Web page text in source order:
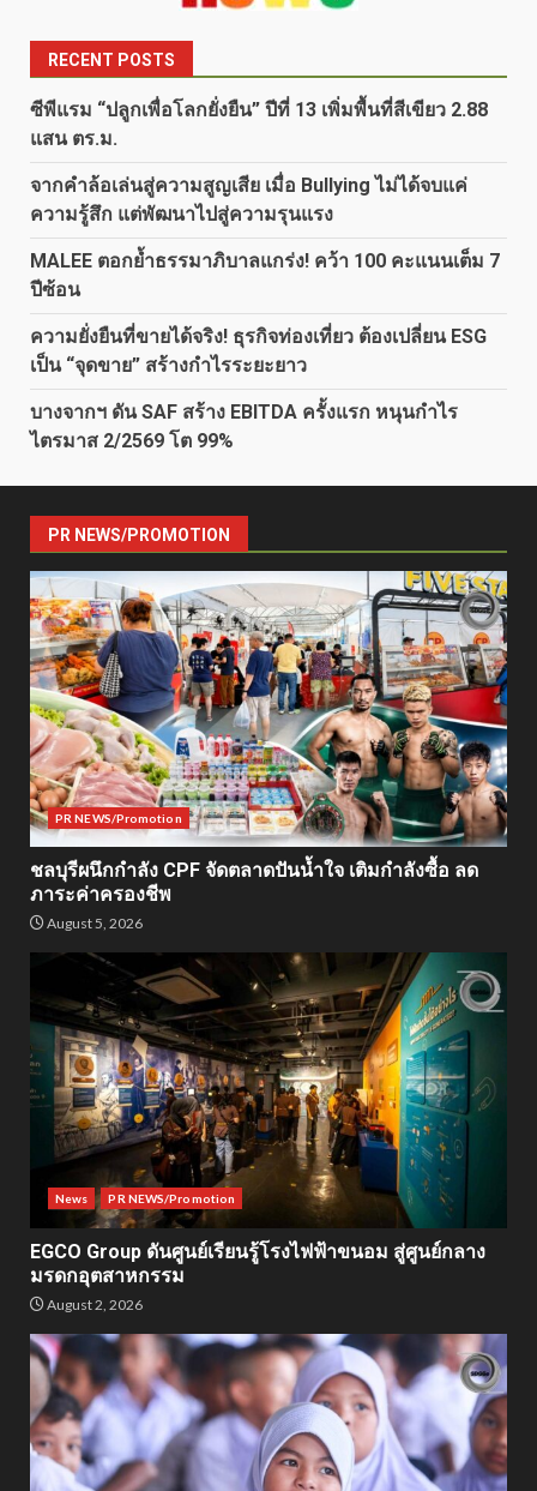
RECENT POSTS
ซีพีแรม “ปลูกเพื่อโลกยั่งยืน” ปีที่ 13 เพิ่มพื้นที่สีเขียว 2.88
แสน ตร.ม.
จากคำล้อเล่นสู่ความสูญเสีย เมื่อ Bullying ไม่ได้จบแค่
ความรู้สึก แต่พัฒนาไปสู่ความรุนแรง
MALEE ตอกย้ำธรรมาภิบาลแกร่ง! คว้า 100 คะแนนเต็ม 7
ปีซ้อน
ความยั่งยืนที่ขายได้จริง! ธุรกิจท่องเที่ยว ต้องเปลี่ยน ESG
เป็น “จุดขาย” สร้างกำไรระยะยาว
บางจากฯ ดัน SAF สร้าง EBITDA ครั้งแรก หนุนกำไร
ไตรมาส 2/2569 โต 99%
PR NEWS/PROMOTION
PR NEWS/Promotion
ชลบุรีผนึกกำลัง CPF จัดตลาดปันน้ำใจ เติมกำลังซื้อ ลด
ภาระค่าครองชีพ
August 5, 2026
News PR NEWS/Promotion
EGCO Group ดันศูนย์เรียนรู้โรงไฟฟ้าขนอม สู่ศูนย์กลาง
มรดกอุตสาหกรรม
August 2, 2026